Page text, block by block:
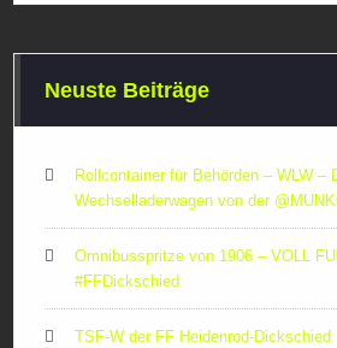
Neuste Beiträge
Rollcontainer für Behörden – WLW –
Wechselladerwagen von der
Omnibusspritze von 1906 – VOLL
#FFDickschied
TSF-W der FF Heidenrod-Dickschied